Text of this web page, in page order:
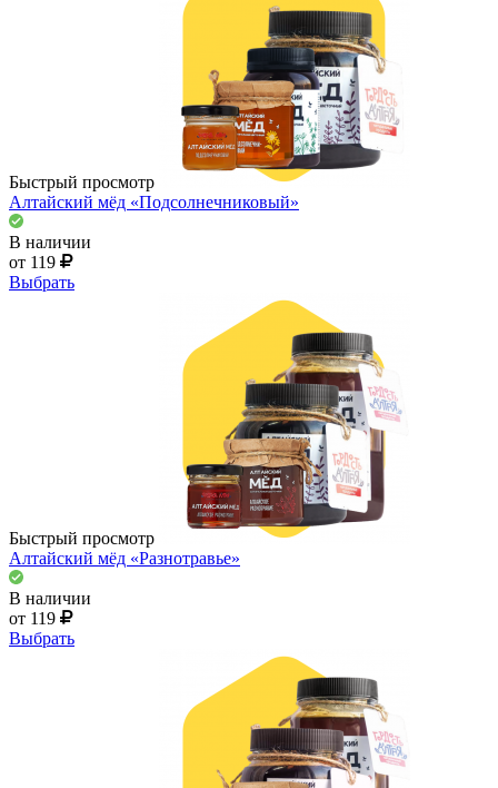
Быстрый просмотр
Алтайский мёд «Подсолнечниковый»
В наличии
от 119
Выбрать
Быстрый просмотр
Алтайский мёд «Разнотравье»
В наличии
от 119
Выбрать